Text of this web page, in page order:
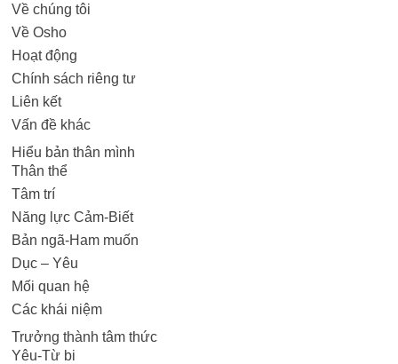
Về chúng tôi
Về Osho
Hoạt động
Chính sách riêng tư
Liên kết
Vấn đề khác
Hiểu bản thân mình
Thân thể
Tâm trí
Năng lực Cảm-Biết
Bản ngã-Ham muốn
Dục – Yêu
Mối quan hệ
Các khái niệm
Trưởng thành tâm thức
Yêu-Từ bi